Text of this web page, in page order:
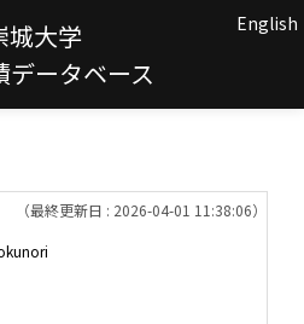
城大学
データベース
English
（最終更新日 : 2026-04-01 11:38:06）